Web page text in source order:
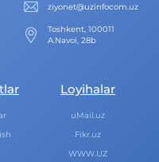
ziyonet@uzinfocom.uz
Toshkent, 100011
A.Navoi, 28b
Loyihalar
uMail.uz
Fikr.uz
WWW.UZ